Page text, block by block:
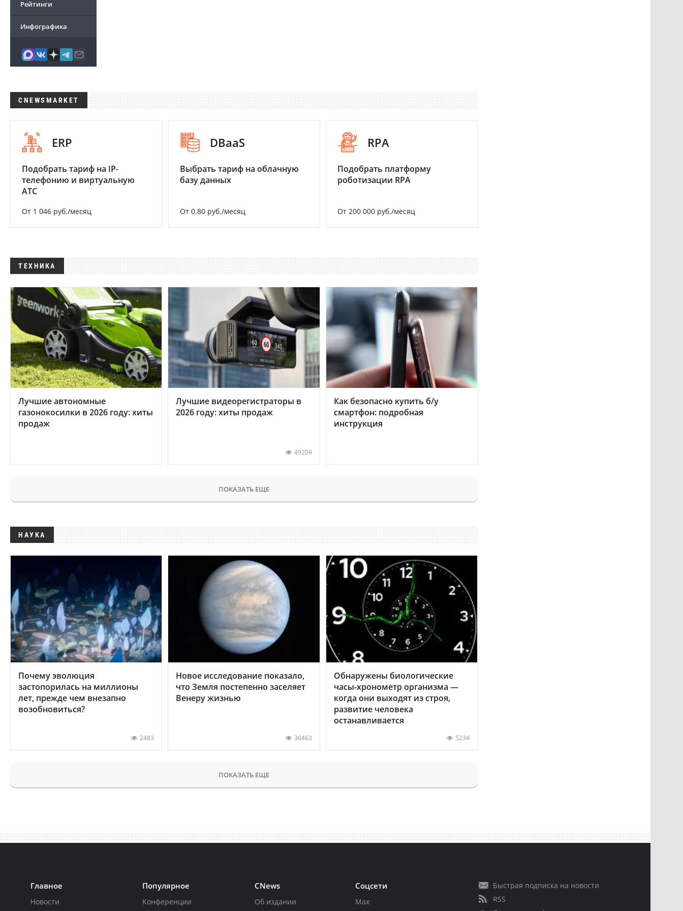
Рейтинги
Инфографика
CNEWSMARKET
ERP
Подобрать тариф на IP-
телефонию и виртуальную
АТС
От 1 046 руб./месяц
DBaaS
Выбрать тариф на облачную
базу данных
От 0.80 руб./месяц
RPA
Подобрать платформу
роботизации RPA
От 200 000 руб./месяц
ТЕХНИКА
Лучшие автономные
газонокосилки в 2026 году: хиты
продаж
Лучшие видеорегистраторы в
2026 году: хиты продаж
49209
Как безопасно купить б/у
смартфон: подробная
инструкция
ПОКАЗАТЬ ЕЩЕ
НАУКА
Почему эволюция
застопорилась на миллионы
лет, прежде чем внезапно
возобновиться?
2483
Новое исследование показало,
что Земля постепенно заселяет
Венеру жизнью
36463
Обнаружены биологические
часы-хронометр организма —
когда они выходят из строя,
развитие человека
останавливается
5234
ПОКАЗАТЬ ЕЩЕ
Главное
Новости
Популярное
Конференции
CNews
Об издании
Соцсети
Max
Быстрая подписка на новости
RSS